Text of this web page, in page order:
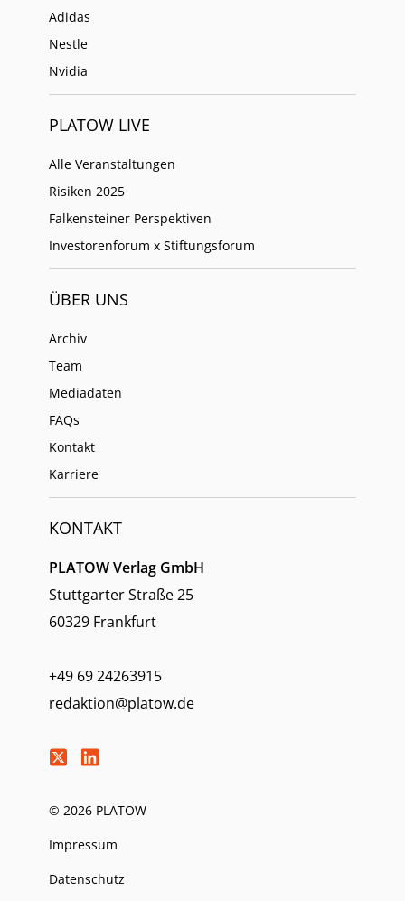
Adidas
Nestle
Nvidia
PLATOW LIVE
Alle Veranstaltungen
Risiken 2025
Falkensteiner Perspektiven
Investorenforum x Stiftungsforum
ÜBER UNS
Archiv
Team
Mediadaten
FAQs
Kontakt
Karriere
KONTAKT
PLATOW Verlag GmbH
Stuttgarter Straße 25
60329 Frankfurt
+49 69 24263915
redaktion@platow.de
© 2026 PLATOW
Impressum
Datenschutz